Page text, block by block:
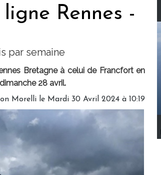
Rennes -
par semaine
Bretagne à celui de Francfort en
28 avril.
Morelli le Mardi 30 Avril 2024 à 10:19